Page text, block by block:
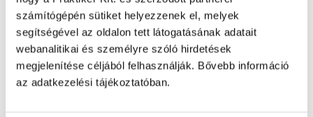
számítógépén sütiket helyezzenek el, melyek
segítségével az oldalon tett látogatásának adatait
webanalitikai és személyre szóló hirdetések
megjelenítése céljából felhasználják. Bővebb információ
az adatkezelési tájékoztatóban.